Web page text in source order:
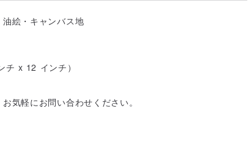
絵・キャンバス地
x 12 インチ）
気軽にお問い合わせください。